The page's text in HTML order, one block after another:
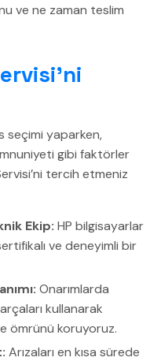
ve ne zaman teslim
seçimi yaparken,
gibi faktörler
tercih etmeniz
Ekip: HP bilgisayarlar
ve deneyimli bir
Onarımlarda
kullanarak
ömrünü koruyoruz.
Arızaları en kısa sürede